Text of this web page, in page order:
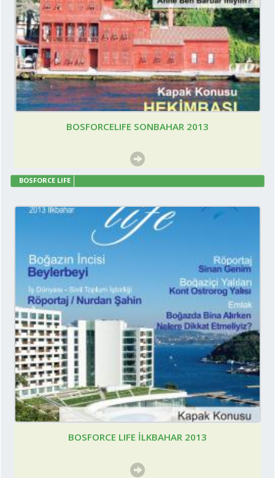
BOSFORCELIFE SONBAHAR 2013
BOSFORCE LIFE
BOSFORCE LIFE İLKBAHAR 2013